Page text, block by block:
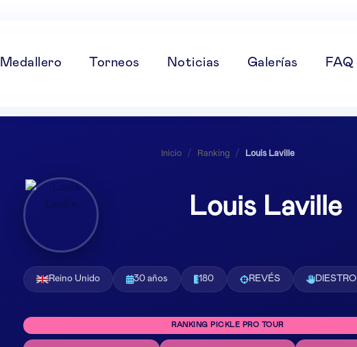
Medallero Torneos Noticias Galerías FAQ
Inicio / Ranking / Louis Laville
Louis Laville
Reino Unido 30 años 180 REVÉS DIESTRO
RANKING PICKLE PRO TOUR